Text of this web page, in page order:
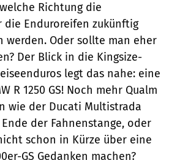
Richtung die
die Enduroreifen zukünftig
werden. Oder sollte man eher
Der Blick in die Kingsize-
legt das nahe: eine
R 1250 GS! Noch mehr Qualm
wie der Ducati Multistrada
der Fahnenstange, oder
schon in Kürze über eine
GS Gedanken machen?